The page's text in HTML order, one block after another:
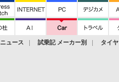
ニュース 試乗記 メーカー別 タイヤ